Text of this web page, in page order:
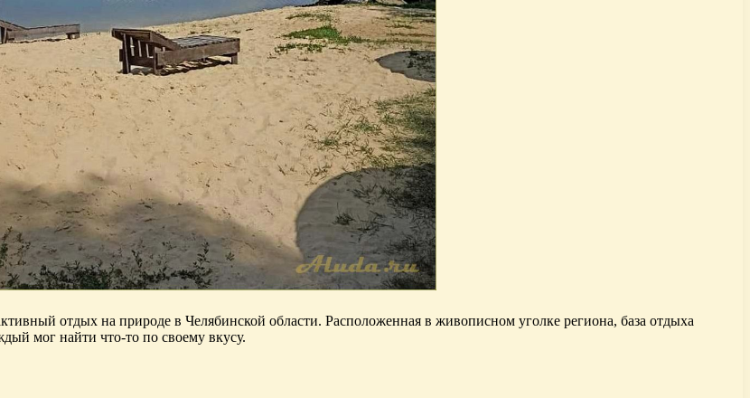
отдых на природе в Челябинской области. Расположенная в живописном уголке региона, база отдыха
мог найти что-то по своему вкусу.